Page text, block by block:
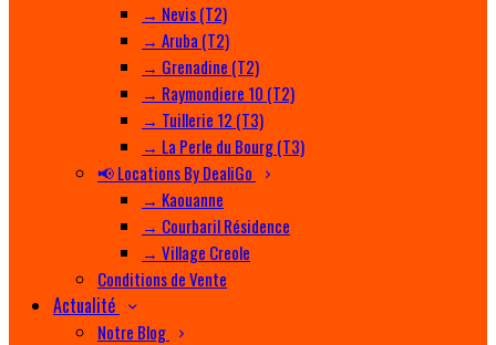
→ Nevis (T2)
→ Aruba (T2)
→ Grenadine (T2)
→ Raymondiere 10 (T2)
→ Tuillerie 12 (T3)
→ La Perle du Bourg (T3)
📢 Locations By DealiGo
→ Kaouanne
→ Courbaril Résidence
→ Village Creole
Conditions de Vente
Actualité
Notre Blog